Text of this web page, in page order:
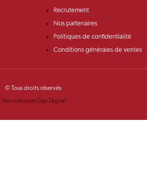
Recrutement
Nos partenaires
Politiques de confidentialité
Conditions générales de ventes
© Tous droits réservés
Site conçu par Dyo Digital